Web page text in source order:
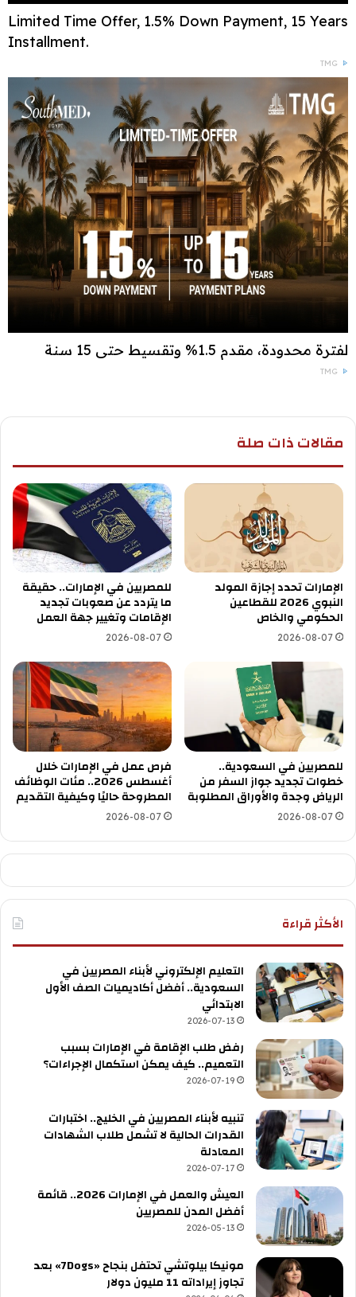
Limited Time Offer, 1.5% Down Payment, 15 Years
Installment.
TMG
لفترة محدودة، مقدم 1.5% وتقسيط حتى 15 سنة
TMG
مقالات ذات صلة
الإمارات تحدد إجازة المولد
النبوي 2026 للقطاعين
الحكومي والخاص
2026-08-07
للمصريين في الإمارات.. حقيقة
ما يتردد عن صعوبات تجديد
الإقامات وتغيير جهة العمل
2026-08-07
للمصريين في السعودية..
خطوات تجديد جواز السفر من
الرياض وجدة والأوراق المطلوبة
2026-08-07
فرص عمل في الإمارات خلال
أغسطس 2026.. مئات الوظائف
المطروحة حاليًا وكيفية التقديم
2026-08-07
الأكثر قراءة
التعليم الإلكتروني لأبناء المصريين في
السعودية.. أفضل أكاديميات الصف الأول
الابتدائي
2026-07-13
رفض طلب الإقامة في الإمارات بسبب
التعميم.. كيف يمكن استكمال الإجراءات؟
2026-07-19
تنبيه لأبناء المصريين في الخليج.. اختبارات
القدرات الحالية لا تشمل طلاب الشهادات
المعادلة
2026-07-17
العيش والعمل في الإمارات 2026.. قائمة
أفضل المدن للمصريين
2026-05-13
مونيكا بيلوتشي تحتفل بنجاح «7Dogs» بعد
تجاوز إيراداته 11 مليون دولار